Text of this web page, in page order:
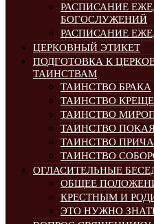
РАСПИСАНИЕ
БОГОСЛУЖЕНИЙ
РАСПИСАНИЕ
ЦЕРКОВНЫЙ ЭТИКЕТ
ПОДГОТОВКА К
ТАИНСТВАМ
ТАИНСТВО БРАКА
ТАИНСТВО
ТАИНСТВО
ТАИНСТВО
ТАИНСТВО
ТАИНСТВО
ОГЛАСИТЕЛЬНЫЕ
ОБЩЕЕ
КРЕСТНЫМ И
ЭТО НУЖНО